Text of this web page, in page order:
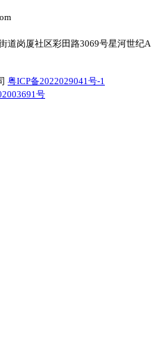
道岗厦社区彩田路3069号星河世纪A
粤ICP备2022029041号-1
号